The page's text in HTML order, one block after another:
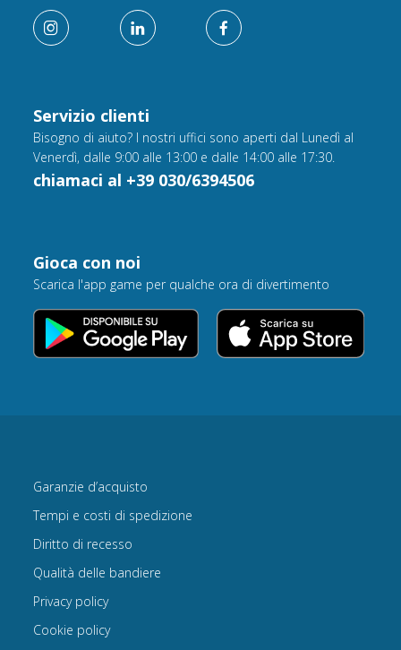
Servizio clienti
Bisogno di aiuto? I nostri uffici sono aperti dal Lunedì al
Venerdì, dalle 9:00 alle 13:00 e dalle 14:00 alle 17:30.
chiamaci al +39 030/6394506
Gioca con noi
Scarica l'app game per qualche ora di divertimento
Garanzie d’acquisto
Tempi e costi di spedizione
Diritto di recesso
Qualità delle bandiere
Privacy policy
Cookie policy